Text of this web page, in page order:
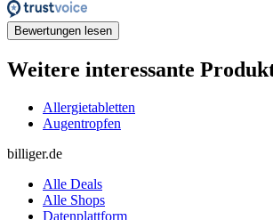
Bewertungen lesen
Weitere interessante
Allergietabletten
Augentropfen
billiger.de
Alle Deals
Alle Shops
Datenplattform